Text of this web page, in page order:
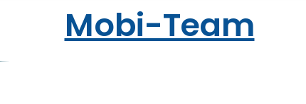
Mobi-Team